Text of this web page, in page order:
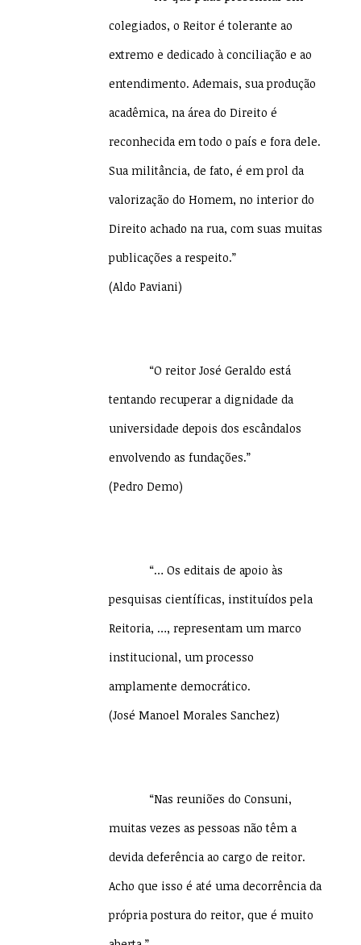
colegiados, o Reitor é tolerante ao
extremo e dedicado à conciliação e ao
entendimento. Ademais, sua produção
acadêmica, na área do Direito é
reconhecida em todo o país e fora dele.
Sua militância, de fato, é em prol da
valorização do Homem, no interior do
Direito achado na rua, com suas muitas
publicações a respeito.”
(Aldo Paviani)
“O reitor José Geraldo está
tentando recuperar a dignidade da
universidade depois dos escândalos
envolvendo as fundações.”
(Pedro Demo)
“… Os editais de apoio às
pesquisas científicas, instituídos pela
Reitoria, …, representam um marco
institucional, um processo
amplamente democrático.
(José Manoel Morales Sanchez)
“Nas reuniões do Consuni,
muitas vezes as pessoas não têm a
devida deferência ao cargo de reitor.
Acho que isso é até uma decorrência da
própria postura do reitor, que é muito